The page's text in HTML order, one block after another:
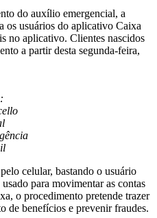
do auxílio emergencial, a
os usuários do aplicativo Caixa
no aplicativo. Clientes nascidos
a partir desta segunda-feira,
celular, bastando o usuário
para movimentar as contas
o procedimento pretende trazer
de benefícios e prevenir fraudes.